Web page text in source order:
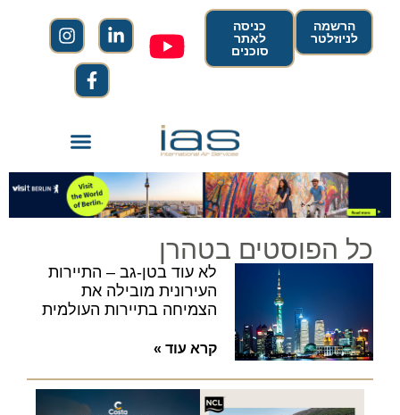
הרשמה
לניוזלטר
כניסה
לאתר
סוכנים
כל הפוסטים בטהרן
לא עוד בטן-גב – התיירות
העירונית מובילה את
הצמיחה בתיירות העולמית
קרא עוד »